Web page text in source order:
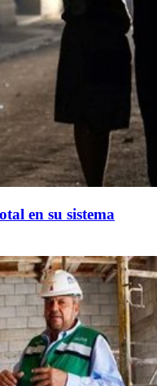
en su sistema